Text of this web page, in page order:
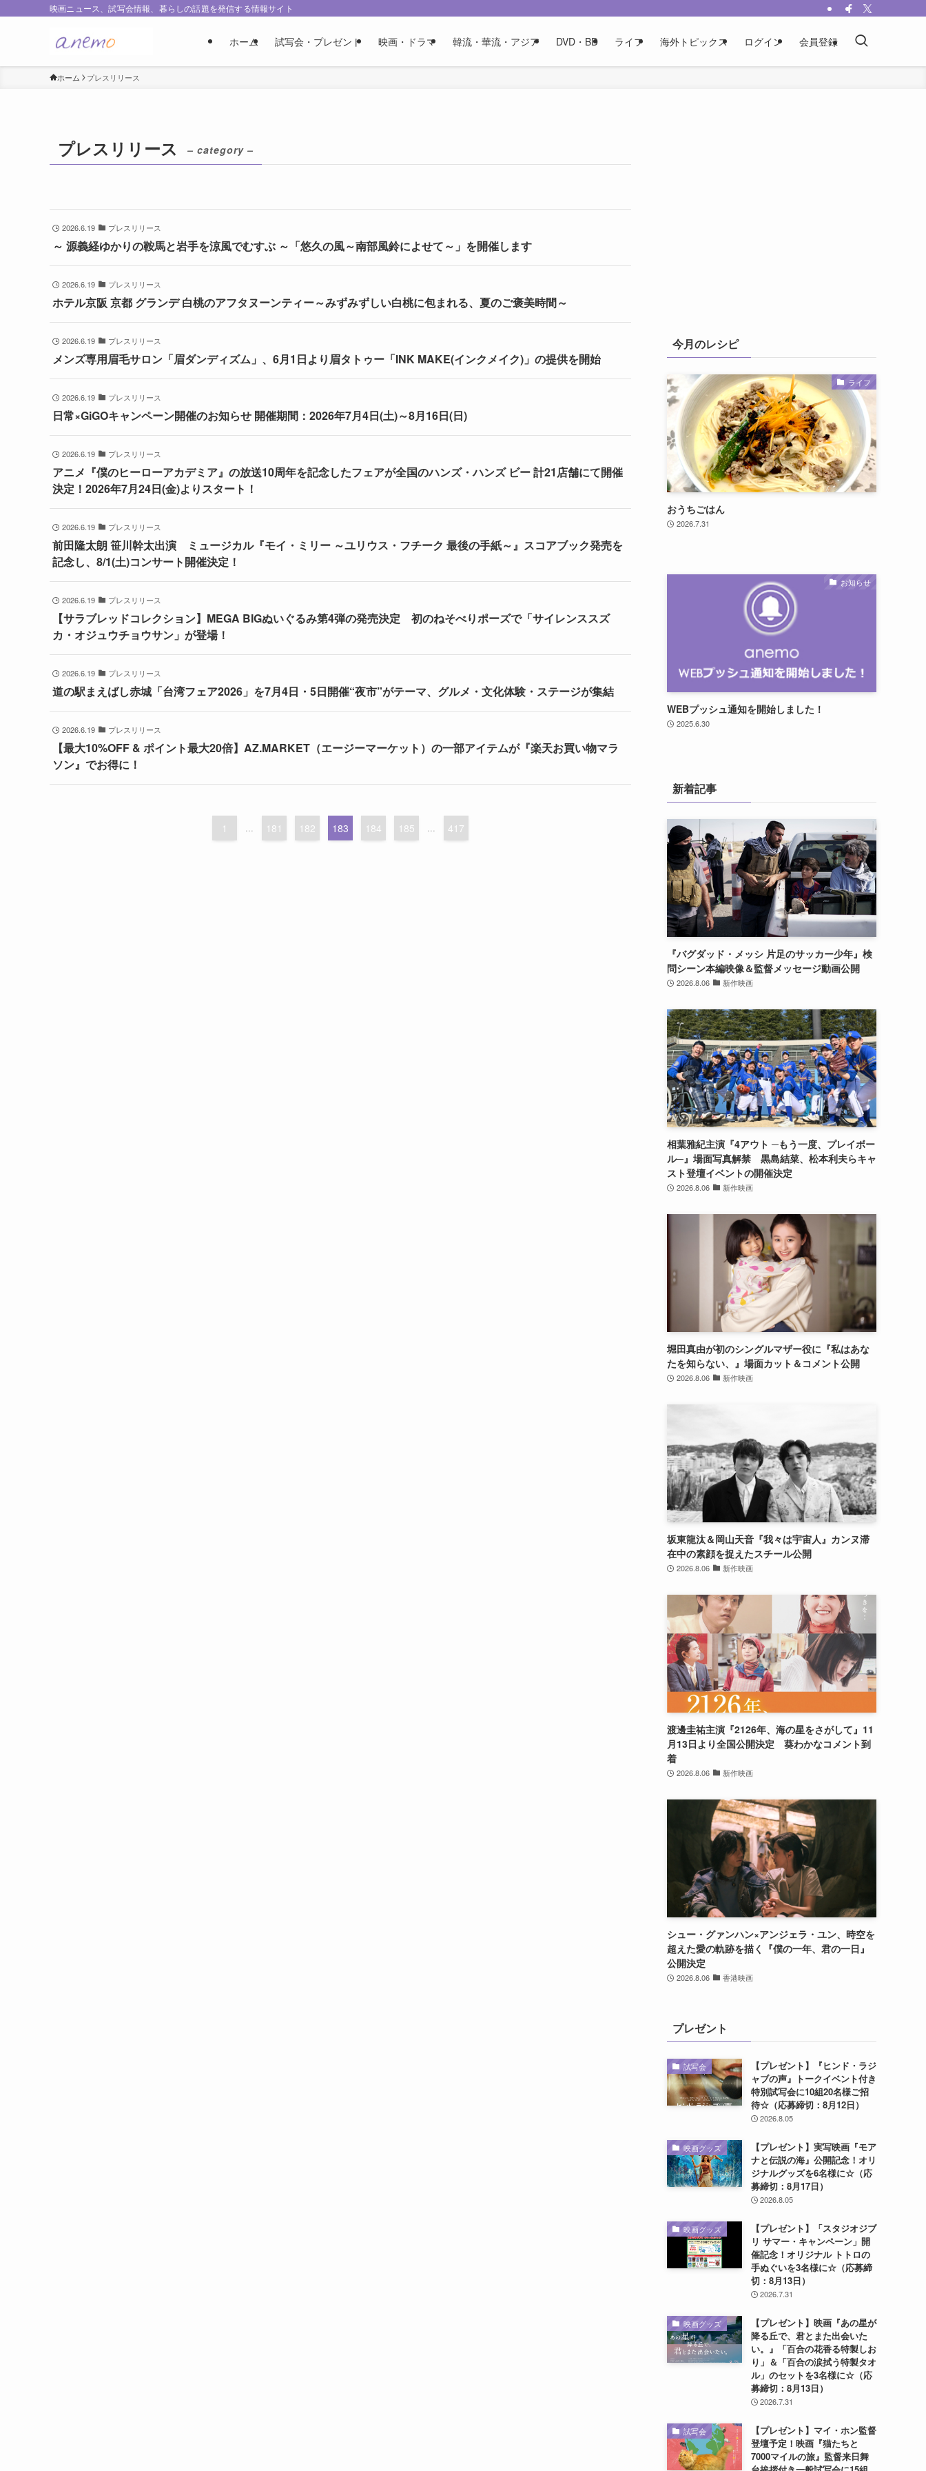
映画ニュース、試写会情報、暮らしの話題を発信する情報サイト
ホーム 試写会・プレゼント 映画・ドラマ 韓流・華流・アジア DVD・BD ライフ 海外トピックス ログイン 会員登録
ホーム プレスリリース
プレスリリース – category –
2026.6.19 プレスリリース
～ 源義経ゆかりの鞍馬と岩手を涼風でむすぶ ～「悠久の風～南部風鈴によせて～」を開催します
2026.6.19 プレスリリース
ホテル京阪 京都 グランデ 白桃のアフタヌーンティー～みずみずしい白桃に包まれる、夏のご褒美時間～
2026.6.19 プレスリリース
メンズ専用眉毛サロン「眉ダンディズム」、6月1日より眉タトゥー「INK MAKE(インクメイク)」の提供を開始
2026.6.19 プレスリリース
日常×GiGOキャンペーン開催のお知らせ 開催期間：2026年7月4日(土)～8月16日(日)
2026.6.19 プレスリリース
アニメ『僕のヒーローアカデミア』の放送10周年を記念したフェアが全国のハンズ・ハンズ ビー 計21店舗にて開催
決定！2026年7月24日(金)よりスタート！
2026.6.19 プレスリリース
前田隆太朗 笹川幹太出演 ミュージカル『モイ・ミリー ～ユリウス・フチーク 最後の手紙～』スコアブック発売を
記念し、8/1(土)コンサート開催決定！
2026.6.19 プレスリリース
【サラブレッドコレクション】MEGA BIGぬいぐるみ第4弾の発売決定 初のねそべりポーズで「サイレンススズ
カ・オジュウチョウサン」が登場！
2026.6.19 プレスリリース
道の駅まえばし赤城「台湾フェア2026」を7月4日・5日開催“夜市”がテーマ、グルメ・文化体験・ステージが集結
2026.6.19 プレスリリース
【最大10%OFF & ポイント最大20倍】AZ.MARKET（エージーマーケット）の一部アイテムが『楽天お買い物マラ
ソン』でお得に！
1 ... 181 182 183 184 185 ... 417
今月のレシピ
ライフ
おうちごはん
2026.7.31
お知らせ
WEBプッシュ通知を開始しました！
2025.6.30
新着記事
『バグダッド・メッシ 片足のサッカー少年』検
問シーン本編映像＆監督メッセージ動画公開
2026.8.06 新作映画
相葉雅紀主演『4アウト ─もう一度、プレイボー
ル─』場面写真解禁 黒島結菜、松本利夫らキャ
スト登壇イベントの開催決定
2026.8.06 新作映画
堀田真由が初のシングルマザー役に『私はあな
たを知らない、』場面カット＆コメント公開
2026.8.06 新作映画
坂東龍汰＆岡山天音『我々は宇宙人』カンヌ滞
在中の素顔を捉えたスチール公開
2026.8.06 新作映画
渡邊圭祐主演『2126年、海の星をさがして』11
月13日より全国公開決定 葵わかなコメント到
着
2026.8.06 新作映画
シュー・グァンハン×アンジェラ・ユン、時空を
超えた愛の軌跡を描く『僕の一年、君の一日』
公開決定
2026.8.06 香港映画
プレゼント
試写会
【プレゼント】『ヒンド・ラジ
ャブの声』トークイベント付き
特別試写会に10組20名様ご招
待☆（応募締切：8月12日）
2026.8.05
映画グッズ
【プレゼント】実写映画『モア
ナと伝説の海』公開記念！オリ
ジナルグッズを6名様に☆（応
募締切：8月17日）
2026.8.05
映画グッズ
【プレゼント】「スタジオジブ
リ サマー・キャンペーン」開
催記念！オリジナル トトロの
手ぬぐいを3名様に☆（応募締
切：8月13日）
2026.7.31
映画グッズ
【プレゼント】映画『あの星が
降る丘で、君とまた出会いた
い。』「百合の花香る特製しお
り」＆「百合の涙拭う特製タオ
ル」のセットを3名様に☆（応
募締切：8月13日）
2026.7.31
試写会
【プレゼント】マイ・ホン監督
登壇予定！映画『猫たちと
7000マイルの旅』監督来日舞